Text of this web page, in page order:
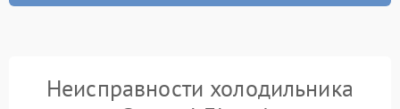
Неисправности холодильника